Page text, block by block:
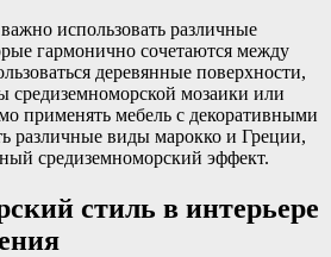
использовать различные
гармонично сочетаются между
деревянные поверхности,
средиземноморской мозаики или
применять мебель с декоративными
различные виды марокко и Греции,
средиземноморский эффект.
стиль в интерьере